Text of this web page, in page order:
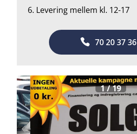
1/19
6. Levering mellem kl. 12-17
70 20 37 36